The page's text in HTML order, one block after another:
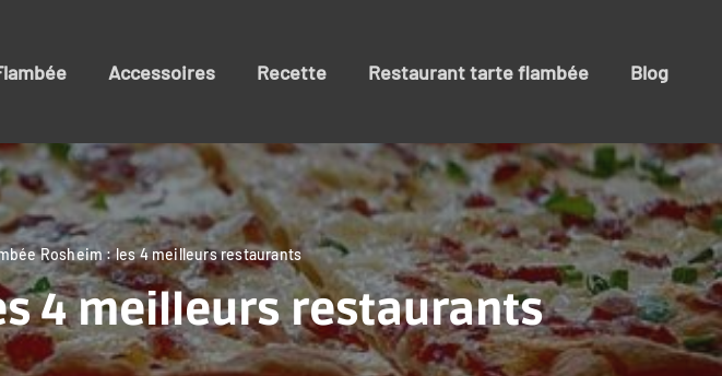
Accessoires Recette Restaurant tarte flambée Blog
Rosheim : les 4 meilleurs restaurants
4 meilleurs restaurants